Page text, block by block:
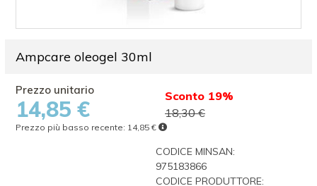
Ampcare oleogel 30ml
14,85 €
Sconto 19%
18,30 €
Prezzo più basso recente: 14,85 €
CODICE MINSAN:
975183866
CODICE PRODUTTORE: